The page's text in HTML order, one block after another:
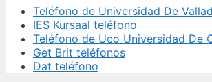
Teléfono de Universidad De
IES Kursaal teléfono
Teléfono de Uco Universidad De
Get Brit teléfonos
Dat teléfono